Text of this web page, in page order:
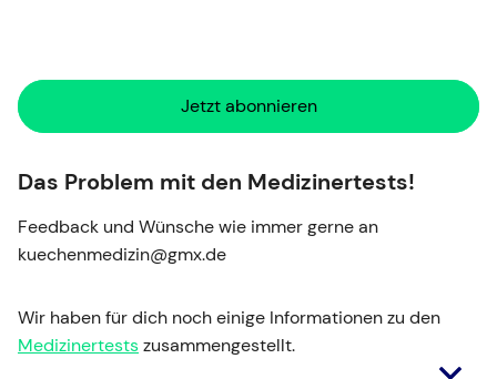
Jetzt abonnieren
Das Problem mit den Medizinertests!
Feedback und Wünsche wie immer gerne an
kuechenmedizin@gmx.de
Wir haben für dich noch einige Informationen zu den
Medizinertestszusammengestellt.